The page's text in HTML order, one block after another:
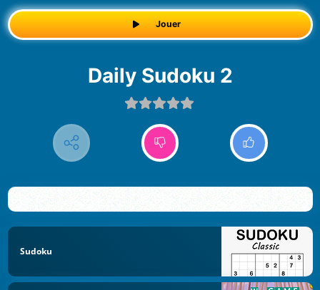
Jouer
Daily Sudoku 2
Sudoku